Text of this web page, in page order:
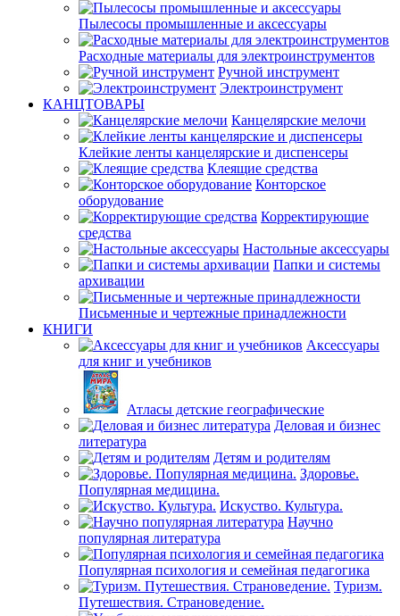
Пылесосы промышленные и аксессуары
Расходные материалы для электроинструментов
Ручной инструмент
Электроинструмент
КАНЦТОВАРЫ
Канцелярские мелочи
Клейкие ленты канцелярские и диспенсеры
Клеящие средства
Конторское
оборудование
Корректирующие
средства
Настольные аксессуары
Папки и системы
архивации
Письменные и чертежные принадлежности
КНИГИ
Аксессуары
для книг и учебников
Атласы детские географические
Деловая и бизнес
литература
Детям и родителям
Здоровье.
Популярная медицина.
Искуство. Культура.
Научно
популярная литература
Популярная психология и семейная педагогика
Туризм.
Путешествия. Страноведение.